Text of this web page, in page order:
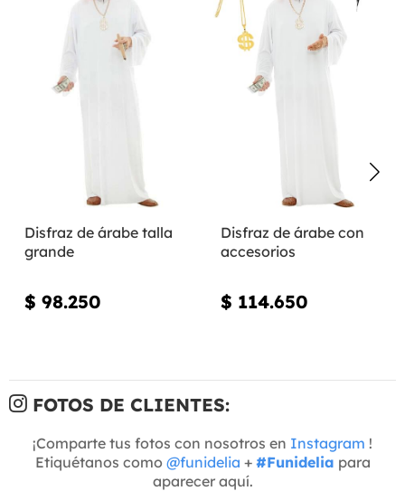
Disfraz de árabe talla
grande
$ 98.250
Disfraz de árabe con
accesorios
$ 114.650
FOTOS DE CLIENTES:
¡Comparte tus fotos con nosotros en Instagram !
Etiquétanos como @funidelia + #Funidelia para
aparecer aquí.